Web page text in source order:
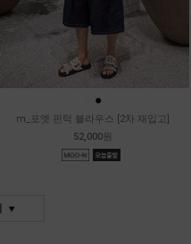
●
m_포엣 핀턱 블라우스 [2차 재입고]
52,000원